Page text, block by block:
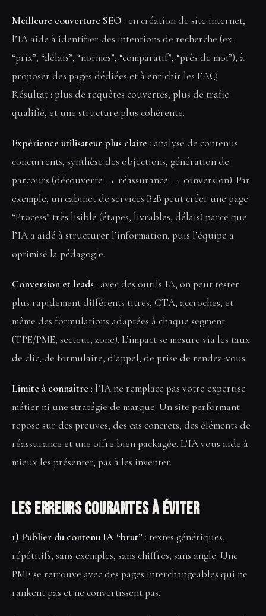
Meilleure couverture SEO : en création de site internet,
l’IA aide à identifier des intentions de recherche (ex.
“prix”, “délais”, “normes”, “comparatif”, “près de moi”), à
proposer des pages dédiées et à enrichir les FAQ.
Résultat : plus de requêtes couvertes, plus de trafic
qualifié, et une structure plus cohérente.
Expérience utilisateur plus claire : analyse de contenus
concurrents, synthèse des objections, génération de
parcours (découverte → réassurance → conversion). Par
exemple, un cabinet de services B2B peut créer une page
“Process” très lisible (étapes, livrables, délais) parce que
l’IA a aidé à structurer l’information, puis l’équipe a
optimisé la pédagogie.
Conversion et leads : avec des outils IA, on peut tester
plus rapidement différents titres, CTA, accroches, et
même des formulations adaptées à chaque segment
(TPE/PME, secteur, zone). L’impact se mesure via les taux
de clic, de formulaire, d’appel, de prise de rendez-vous.
Limite à connaître : l’IA ne remplace pas votre expertise
métier ni une stratégie de marque. Un site performant
repose sur des preuves, des cas concrets, des éléments de
réassurance et une offre bien packagée. L’IA vous aide à
mieux les présenter, pas à les inventer.
Les erreurs courantes à éviter
1) Publier du contenu IA “brut” : textes génériques,
répétitifs, sans exemples, sans chiffres, sans angle. Une
PME se retrouve avec des pages interchangeables qui ne
rankent pas et ne convertissent pas.